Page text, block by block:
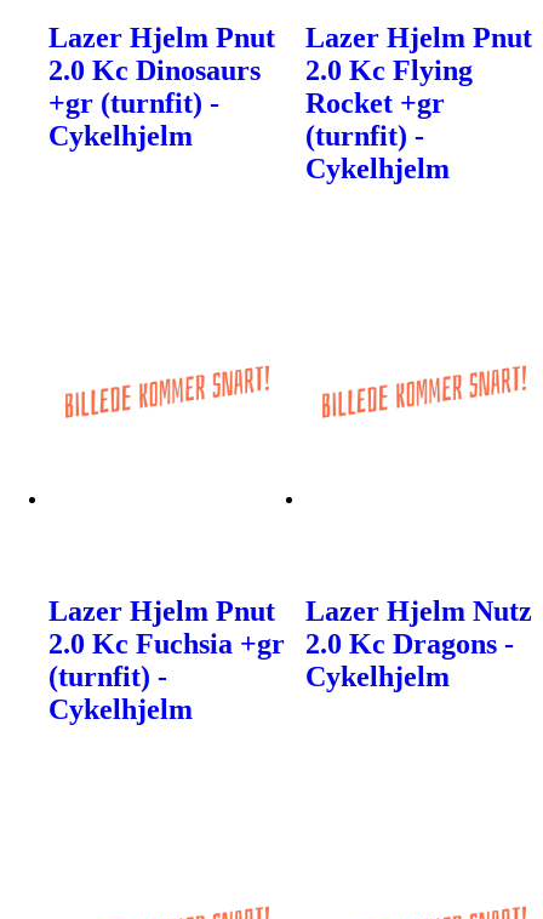
Lazer Hjelm Pnut
2.0 Kc Dinosaurs
+gr (turnfit) -
Cykelhjelm
Lazer Hjelm Pnut
2.0 Kc Flying
Rocket +gr
(turnfit) -
Cykelhjelm
Lazer Hjelm Pnut
2.0 Kc Fuchsia +gr
(turnfit) -
Cykelhjelm
Lazer Hjelm Nutz
2.0 Kc Dragons -
Cykelhjelm